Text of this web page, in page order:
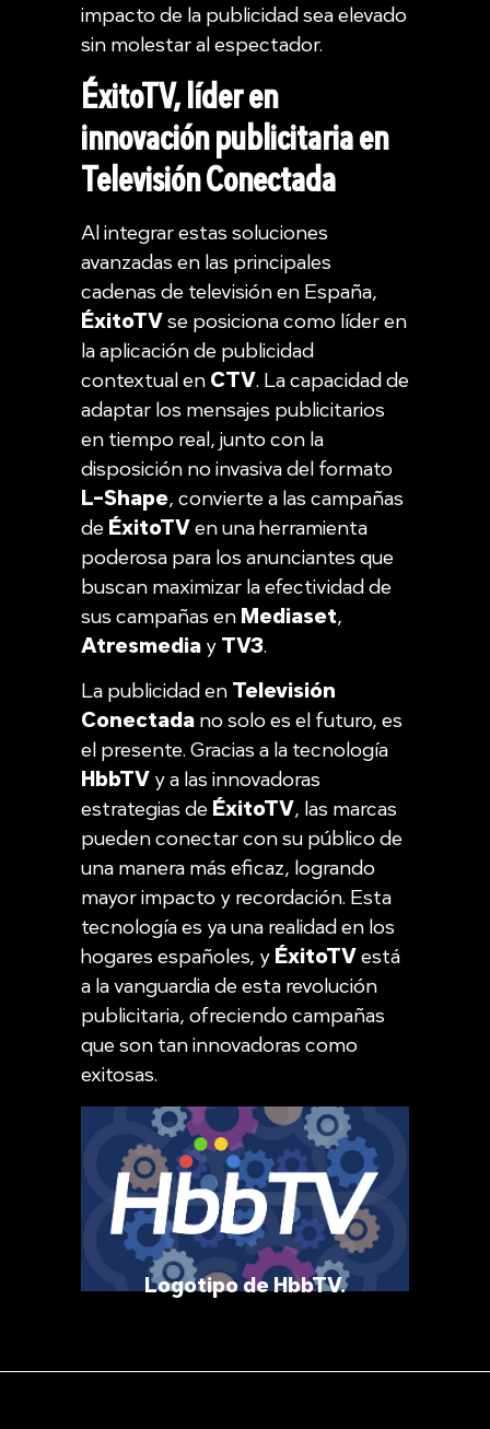
impacto de la publicidad sea elevado
sin molestar al espectador.
ÉxitoTV, líder en
innovación publicitaria en
Televisión Conectada
Al integrar estas soluciones
avanzadas en las principales
cadenas de televisión en España,
ÉxitoTVse posiciona como líder en
la aplicación de publicidad
contextual en CTV. La capacidad de
adaptar los mensajes publicitarios
en tiempo real, junto con la
disposición no invasiva del formato
L-Shape, convierte a las campañas
de ÉxitoTVen una herramienta
poderosa para los anunciantes que
buscan maximizar la efectividad de
sus campañas en Mediaset,
Atresmedia y TV3.
La publicidad en Televisión
Conectada no solo es el futuro, es
el presente. Gracias a la tecnología
HbbTV y a las innovadoras
estrategias de ÉxitoTV, las marcas
pueden conectar con su público de
una manera más eficaz, logrando
mayor impacto y recordación. Esta
tecnología es ya una realidad en los
hogares españoles, y ÉxitoTVestá
a la vanguardia de esta revolución
publicitaria, ofreciendo campañas
que son tan innovadoras como
exitosas.
Logotipo de HbbTV.